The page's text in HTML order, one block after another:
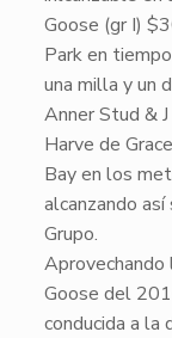
Goose (gr I)
Park en
una milla y un
Anner Stud &
Harve de
Bay en los
alcanzando
Grupo.
Goose del
conducida a